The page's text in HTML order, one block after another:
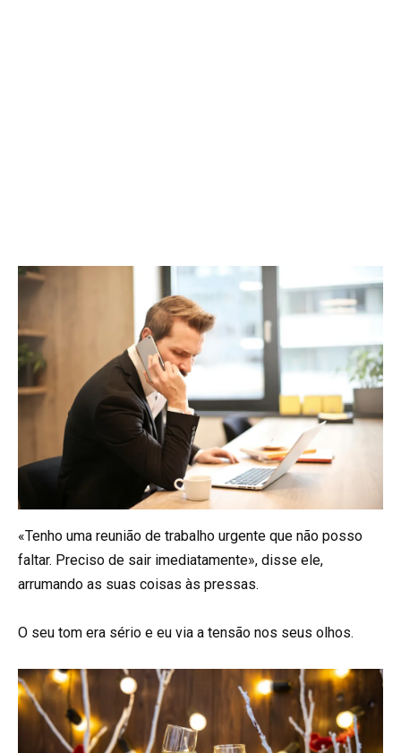
«Tenho uma reunião de trabalho urgente que não posso
faltar. Preciso de sair imediatamente», disse ele,
arrumando as suas coisas às pressas.
O seu tom era sério e eu via a tensão nos seus olhos.